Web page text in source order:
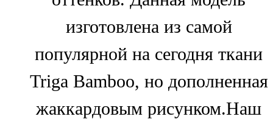
изготовлена из самой
популярной на сегодня ткани
Triga Bamboo, но дополненная
жаккардовым рисунком.Наш